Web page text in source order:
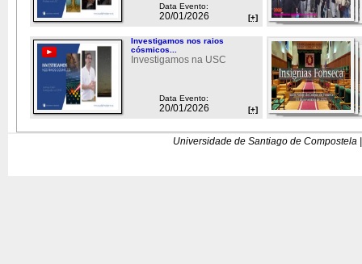
Data Evento:
20/01/2026 [+]
Investigamos nos raios
cósmicos...
Investigamos na USC
Data Evento:
20/01/2026 [+]
Universidade de Santiago de